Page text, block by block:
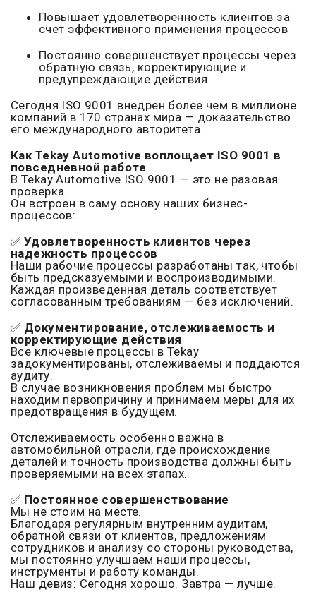
Повышает удовлетворенность клиентов за
счет эффективного применения процессов
Постоянно совершенствует процессы через
обратную связь, корректирующие и
предупреждающие действия
Сегодня ISO 9001 внедрен более чем в миллионе
компаний в 170 странах мира — доказательство
его международного авторитета.
Как Tekay Automotive воплощает ISO 9001 в
повседневной работе
В Tekay Automotive ISO 9001 — это не разовая
проверка.
Он встроен в саму основу наших бизнес-
процессов:
✅ Удовлетворенность клиентов через
надежность процессов
Наши рабочие процессы разработаны так, чтобы
быть предсказуемыми и воспроизводимыми.
Каждая произведенная деталь соответствует
согласованным требованиям — без исключений.
✅ Документирование, отслеживаемость и
корректирующие действия
Все ключевые процессы в Tekay
задокументированы, отслеживаемы и поддаются
аудиту.
В случае возникновения проблем мы быстро
находим первопричину и принимаем меры для их
предотвращения в будущем.
Отслеживаемость особенно важна в
автомобильной отрасли, где происхождение
деталей и точность производства должны быть
проверяемыми на всех этапах.
✅ Постоянное совершенствование
Мы не стоим на месте.
Благодаря регулярным внутренним аудитам,
обратной связи от клиентов, предложениям
сотрудников и анализу со стороны руководства,
мы постоянно улучшаем наши процессы,
инструменты и работу команды.
Наш девиз: Сегодня хорошо. Завтра — лучше.